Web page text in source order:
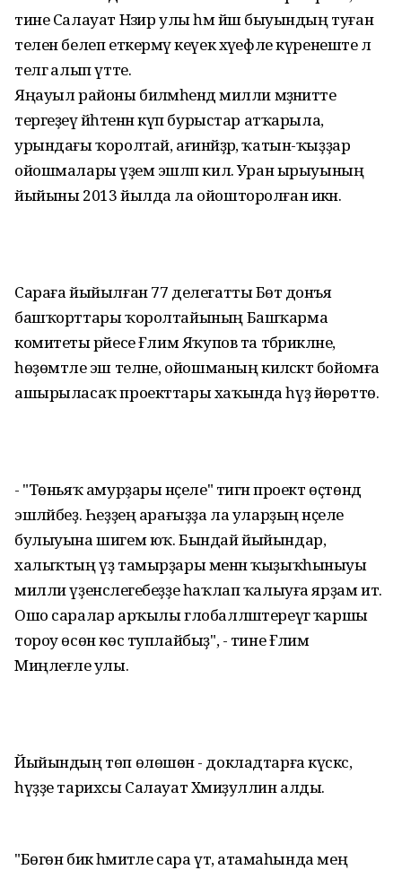
тине Салауат Нәзир улы һәм йәш быуындың туған
телен белеп еткермәү кеүек хәүефле күренеште лә
телгә алып үтте.
Яңауыл районы биләмәһендә милли мәҙәниәтте
тергеҙеү йәһәтенән күп бурыстар атҡарыла,
урындағы ҡоролтай, ағинәйҙәр, ҡатын-ҡыҙҙар
ойошмалары әүҙем эшләп килә. Уран ырыуының
йыйыны 2013 йылда ла ойошторолған икән.
Сараға йыйылған 77 делегатты Бөтә донъя
башҡорттары ҡоролтайының Башҡарма
комитеты рәйесе Ғәлим Яҡупов та тәбрикләне,
һөҙөмтәле эш теләне, ойошманың киләсәктә бойомға
ашырыласаҡ проекттары хаҡында һүҙ йөрөттө.
- "Төньяҡ амурҙары нәҫеле" тигән проект өҫтөндә
эшләйбеҙ. Һеҙҙең арағыҙҙа ла уларҙың нәҫеле
булыуына шигем юҡ. Бындай йыйындар,
халыҡтың үҙ тамырҙары менән ҡыҙыҡһыныуы
милли үҙенсәлегебеҙҙе һаҡлап ҡалыуға ярҙам итә.
Ошо саралар арҡылы глобалләштереүгә ҡаршы
тороу өсөн көс туплайбыҙ", - тине Ғәлим
Миңлеғәле улы.
Йыйындың төп өлөшөнә - докладтарға күскәс,
һүҙҙе тарихсы Салауат Хәмиҙуллин алды.
"Бөгөн бик әһәмиәтле сара үтә, атамаһында мең